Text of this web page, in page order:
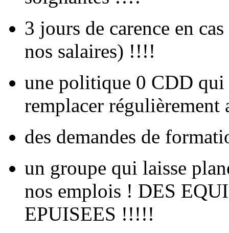
3 jours de carence en
nos salaires) !!!!
une politique 0 CDD qui
remplacer
des demandes de
un groupe qui laisse
nos emplois ! DES
EPUISEES !!!!!